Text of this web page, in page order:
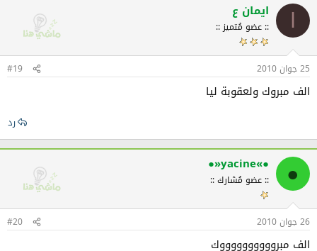
ايمان ع
:: عضو مُتميز ::
25 جوان 2010 #19
الف مبروك ولعقوبة ليا
رد
●
●»yacine«●
:: عضو مُشارك ::
26 جوان 2010 #20
الف مبرووووووووووك